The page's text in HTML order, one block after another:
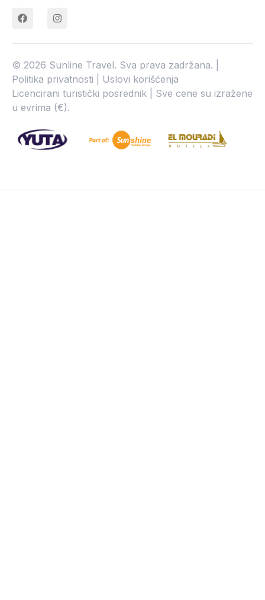
© 2026 Sunline Travel. Sva prava zadržana. |
Politika privatnosti | Uslovi korišćenja
Licencirani turistički posrednik | Sve cene su izražene
u evrima (€).